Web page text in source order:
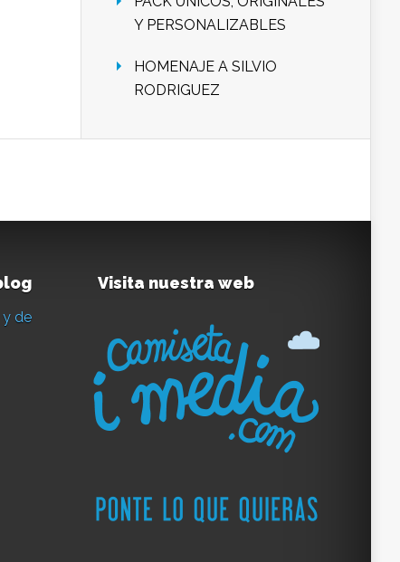
Y PERSONALIZABLES
HOMENAJE A SILVIO
RODRIGUEZ
Visita nuestra web